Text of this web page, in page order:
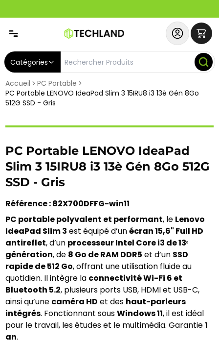
Catégories
Accueil
PC Portable
PC Portable LENOVO IdeaPad Slim 3 15IRU8 i3 13è Gén 8Go
512G SSD - Gris
PC Portable LENOVO IdeaPad
Slim 3 15IRU8 i3 13è Gén 8Go 512G
SSD - Gris
Référence : 82X700DFFG-win11
PC portable polyvalent et performant, le Lenovo
IdeaPad Slim 3 est équipé d’un écran 15,6" Full HD
antireflet, d’un processeur Intel Core i3 de 13ᵉ
génération, de 8 Go de RAM DDR5 et d’un SSD
rapide de 512 Go, offrant une utilisation fluide au
quotidien. Il intègre la connectivité Wi-Fi 6 et
Bluetooth 5.2, plusieurs ports USB, HDMI et USB-C,
ainsi qu’une caméra HD et des haut-parleurs
intégrés. Fonctionnant sous Windows 11, il est idéal
pour le travail, les études et le multimédia. Garantie 1
an.